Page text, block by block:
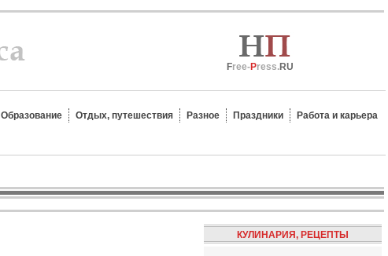
Free-Press.RU
Образование Отдых, путешествия Разное Праздники
Работа и карьера
КУЛИНАРИЯ, РЕЦЕПТЫ